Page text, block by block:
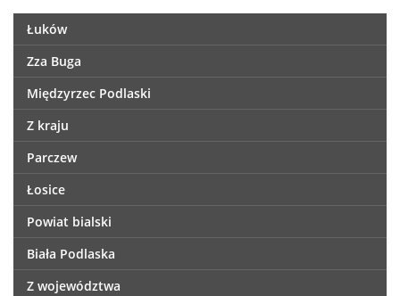
Łuków
Zza Buga
Międzyrzec Podlaski
Z kraju
Parczew
Łosice
Powiat bialski
Biała Podlaska
Z województwa